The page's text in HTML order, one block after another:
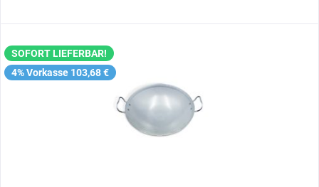
SOFORT LIEFERBAR!
4% Vorkasse 103,68 €